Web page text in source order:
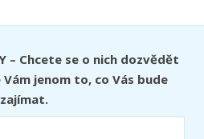
– Chcete se o nich dozvědět
jenom to, co Vás bude
zajímat.